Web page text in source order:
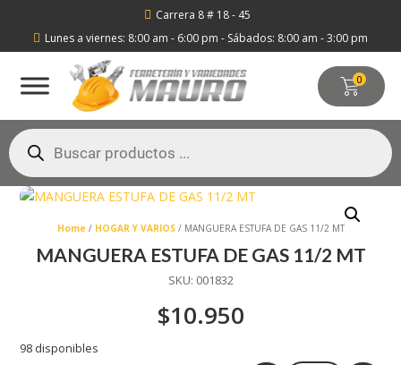
 Carrera 8 # 18 - 45
 Lunes a viernes: 8:00 am - 6:00 pm - Sábados: 8:00 am - 3:00 pm
0
Búsqueda
de
productos
Home / HOGAR Y VARIOS/ MANGUERA ESTUFA DE GAS 11/2 MT
MANGUERA ESTUFA DE GAS 11/2 MT
SKU: 001832
$10.950
98 disponibles